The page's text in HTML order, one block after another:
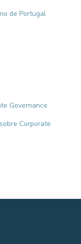
de Portugal
Governance
Corporate